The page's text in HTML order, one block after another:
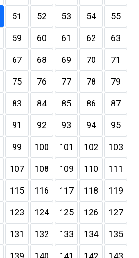
51 52 53 54 55
59 60 61 62 63
67 68 69 70 71
75 76 77 78 79
83 84 85 86 87
91 92 93 94 95
99 100 101 102 103
107 108 109 110 111
115 116 117 118 119
123 124 125 126 127
131 132 133 134 135
139 140 141 142 143